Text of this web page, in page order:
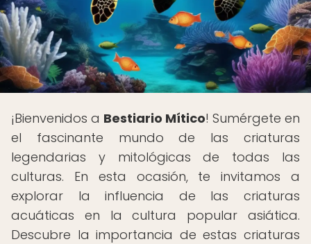
¡Bienvenidos a Bestiario Mítico! Sumérgete en
el fascinante mundo de las criaturas
legendarias y mitológicas de todas las
culturas. En esta ocasión, te invitamos a
explorar la influencia de las criaturas
acuáticas en la cultura popular asiática.
Descubre la importancia de estas criaturas